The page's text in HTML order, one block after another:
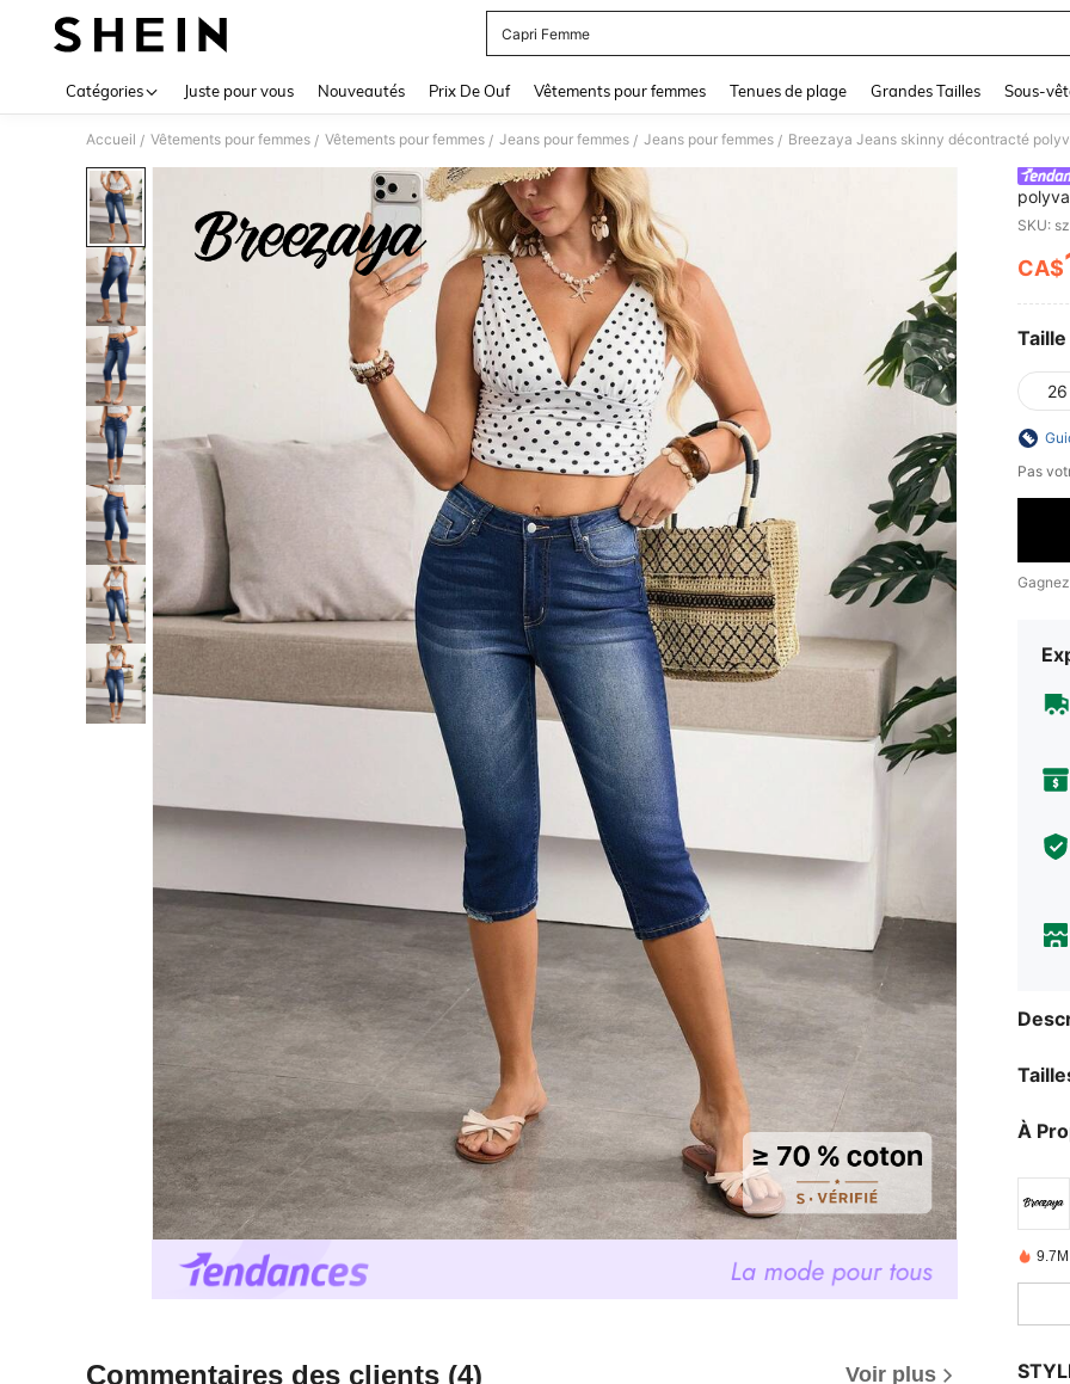
Capri Femme
Catégories Juste pour vous Nouveautés Prix De Ouf Vêtements pour femmes Tenues de plage Grandes Tailles Sous-
Accueil / Vêtements pour femmes / Vêtements pour femmes / Jeans pour femmes / Jeans pour femmes / Breezaya Jeans skinny décontracté
Commentaires des clients (4) Voir plus
SKU:
CA$
Taille
26
Pas
À